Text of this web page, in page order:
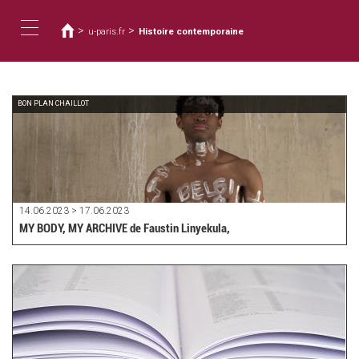
contenu
navigation
êtes
ici
> u-paris.fr > Histoire contemporaine
BON PLAN CHAILLOT
14.06.2023 > 17.06.2023
MY BODY, MY ARCHIVE de Faustin Linyekula,